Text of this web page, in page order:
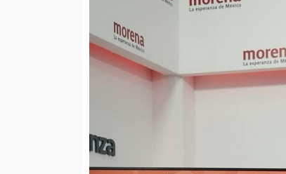
Deportes
Columnas invitadas
Columnas Político Financieras